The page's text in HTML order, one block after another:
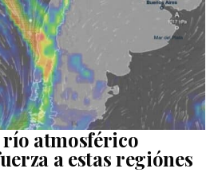
río atmosférico
a estas regiónes